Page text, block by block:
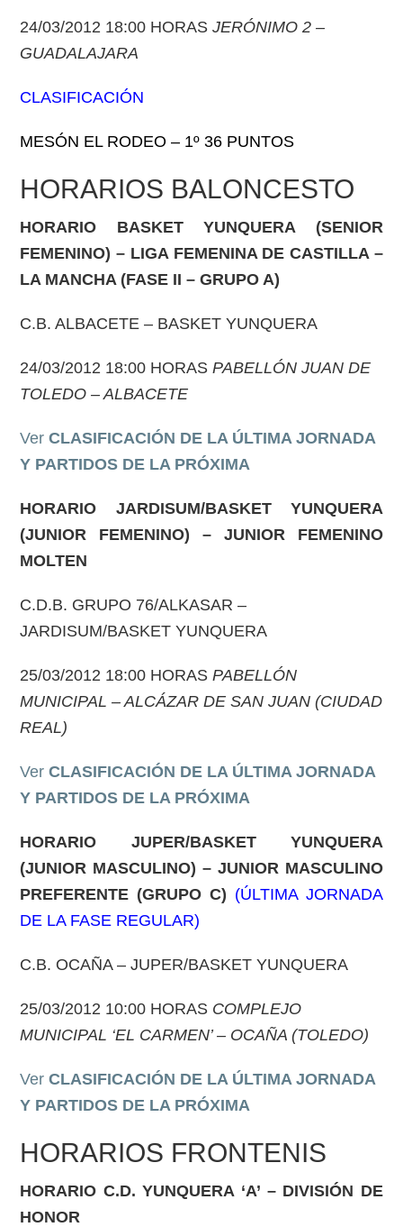
24/03/2012 18:00 HORASJERÓNIMO 2 –
GUADALAJARA
CLASIFICACIÓN
MESÓN EL RODEO – 1º 36 PUNTOS
HORARIOS BALONCESTO
HORARIO BASKET YUNQUERA (SENIOR
FEMENINO) – LIGA FEMENINA DE CASTILLA –
LA MANCHA (FASE II – GRUPO A)
C.B. ALBACETE – BASKET YUNQUERA
24/03/2012 18:00 HORASPABELLÓN JUAN DE
TOLEDO – ALBACETE
VerCLASIFICACIÓN DE LA ÚLTIMA JORNADA
Y PARTIDOS DE LA PRÓXIMA
HORARIO JARDISUM/BASKET YUNQUERA
(JUNIOR FEMENINO) – JUNIOR FEMENINO
MOLTEN
C.D.B. GRUPO 76/ALKASAR –
JARDISUM/BASKET YUNQUERA
25/03/2012 18:00 HORASPABELLÓN
MUNICIPAL – ALCÁZAR DE SAN JUAN (CIUDAD
REAL)
VerCLASIFICACIÓN DE LA ÚLTIMA JORNADA
Y PARTIDOS DE LA PRÓXIMA
HORARIO JUPER/BASKET YUNQUERA
(JUNIOR MASCULINO) – JUNIOR MASCULINO
PREFERENTE (GRUPO C) (ÚLTIMA JORNADA
DE LA FASE REGULAR)
C.B. OCAÑA – JUPER/BASKET YUNQUERA
25/03/2012 10:00 HORAS COMPLEJO
MUNICIPAL ‘EL CARMEN’ – OCAÑA (TOLEDO)
VerCLASIFICACIÓN DE LA ÚLTIMA JORNADA
Y PARTIDOS DE LA PRÓXIMA
HORARIOS FRONTENIS
HORARIO C.D. YUNQUERA ‘A’ – DIVISIÓN DE
HONOR